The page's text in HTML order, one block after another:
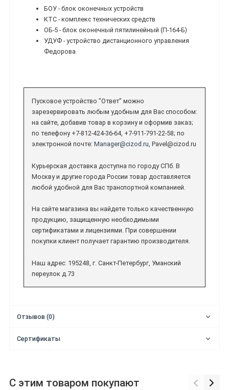
БОУ - блок оконечных устройств
КТС - комплекс технических средств
ОБ-5 - блок оконечный пятилинейный (П-164-Б)
УДУФ - устройство дистанционного управления
Федорова
Пусковое устройство "Ответ" можно
зарезервировать любым удобным для Вас способом:
на сайте, добавив товар в корзину и оформив заказ;
по телефону +7-812-424-36-64, +7-911-791-22-58; по
электронной почте: Manager@cizod.ru, Pavel@cizod.ru
Курьерская доставка доступна по городу СПб. В
Москву и другие города России товар доставляется
любой удобной для Вас транспортной компанией.
На сайте магазина вы найдете только качественную
продукцию, защищенную необходимыми
сертификатами и лицензиями. При совершении
покупки клиент получает гарантию производителя.
Наш адрес: 195248, г. Санкт-Петербург, Уманский
переулок д.73
Отзывов (0)
Сертификаты
С этим товаром покупают